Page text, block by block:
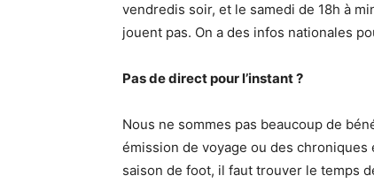
vendredis soir, et le samedi de 18h à
jouent pas. On a des infos nationales
Pas de direct pour l’instant ?
Nous ne sommes pas beaucoup de
émission de voyage ou des chroniques
saison de foot, il faut trouver le temps